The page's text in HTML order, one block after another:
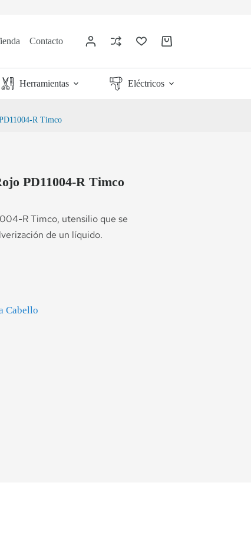
Contacto
Herramientas Eléctricos
R Timco
PD11004-R Timco
R Timco, utensilio que se
de un líquido.
Cabello